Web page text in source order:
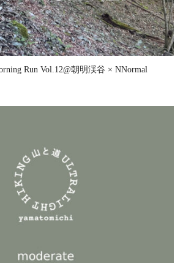
Run Vol.12@朝明渓谷 × NNormal